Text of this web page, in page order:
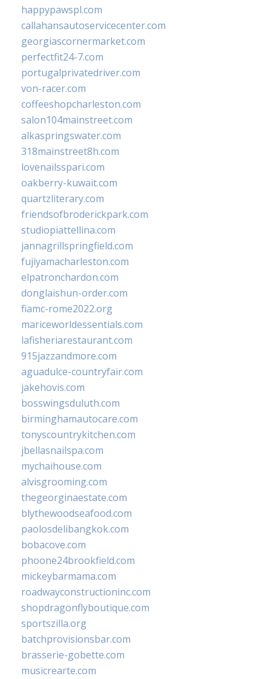
happypawspl.com
callahansautoservicecenter.com
georgiascornermarket.com
perfectfit24-7.com
portugalprivatedriver.com
von-racer.com
coffeeshopcharleston.com
salon104mainstreet.com
alkaspringswater.com
318mainstreet8h.com
lovenailsspari.com
oakberry-kuwait.com
quartzliterary.com
friendsofbroderickpark.com
studiopiattellina.com
jannagrillspringfield.com
fujiyamacharleston.com
elpatronchardon.com
donglaishun-order.com
fiamc-rome2022.org
mariceworldessentials.com
lafisheriarestaurant.com
915jazzandmore.com
aguadulce-countryfair.com
jakehovis.com
bosswingsduluth.com
birminghamautocare.com
tonyscountrykitchen.com
jbellasnailspa.com
mychaihouse.com
alvisgrooming.com
thegeorginaestate.com
blythewoodseafood.com
paolosdelibangkok.com
bobacove.com
phoone24brookfield.com
mickeybarmama.com
roadwayconstructioninc.com
shopdragonflyboutique.com
sportszilla.org
batchprovisionsbar.com
brasserie-gobette.com
musicrearte.com